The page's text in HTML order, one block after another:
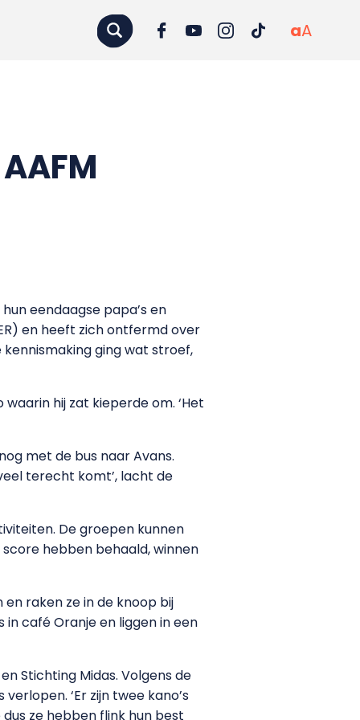
aA
eendaagse papa’s en
en heeft zich ontfermd over
kennismaking ging wat stroef,
hij zat kieperde om. ‘Het
met de bus naar Avans.
terecht komt’, lacht de
De groepen kunnen
hebben behaald, winnen
raken ze in de knoop bij
in café Oranje en liggen in een
Stichting Midas. Volgens de
‘Er zijn twee kano’s
ze hebben flink hun best